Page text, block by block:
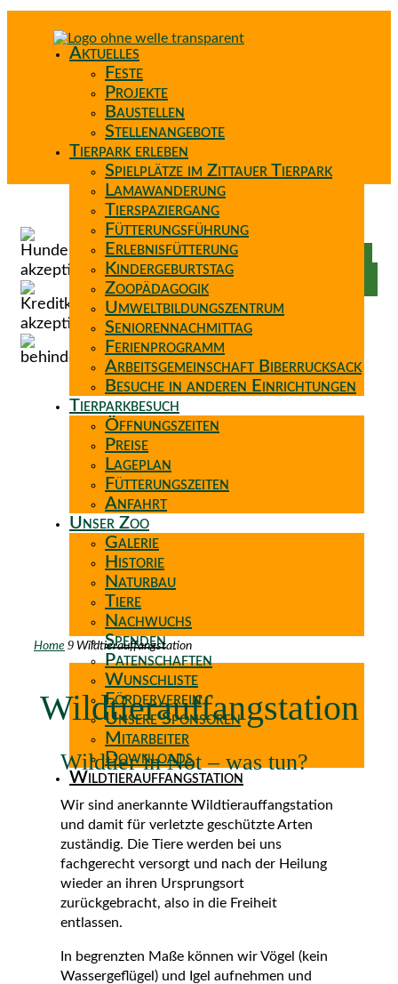
Aktuelles
Feste
Projekte
Baustellen
Stellenangebote
Tierpark erleben
Spielplätze im Zittauer Tierpark
Lamawanderung
Tierspaziergang
Fütterungsführung
Erlebnisfütterung
Kindergeburtstag
Zoopädagogik
Umweltbildungszentrum
Seniorennachmittag
Ferienprogramm
Arbeitsgemeinschaft Biberrucksack
Besuche in anderen Einrichtungen
Tierparkbesuch
Öffnungszeiten
Preise
Lageplan
Fütterungszeiten
Anfahrt
Unser Zoo
Galerie
Historie
Naturbau
Tiere
Nachwuchs
Spenden
Patenschaften
Wunschliste
Förderverein
Unsere Sponsoren
Mitarbeiter
Downloads
Wildtierauffangstation
Home 9 Wildtierauffangstation
Wildtierauffangstation
Wildtier in Not – was tun?
Wir sind anerkannte Wildtierauffangstation
und damit für verletzte geschützte Arten
zuständig. Die Tiere werden bei uns
fachgerecht versorgt und nach der Heilung
wieder an ihren Ursprungsort
zurückgebracht, also in die Freiheit
entlassen.
In begrenzten Maße können wir Vögel (kein
Wassergeflügel) und Igel aufnehmen und